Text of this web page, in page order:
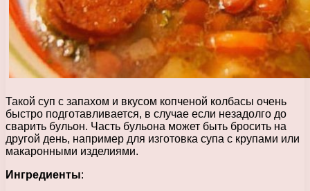
Такой суп с запахом и вкусом копченой колбасы очень
быстро подготавливается, в случае если незадолго до
сварить бульон. Часть бульона может быть бросить на
другой день, например для изготовка супа с крупами или
макаронными изделиями.
Ингредиенты: